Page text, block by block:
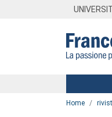
Menu
Home